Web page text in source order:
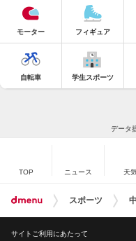
モーター フィギュア
自転車 学生スポーツ
データ
TOP ニュース 天
スポーツ
サイトご利用にあたって